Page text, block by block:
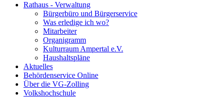
Rathaus - Verwaltung
Bürgerbüro und Bürgerservice
Was erledige ich wo?
Mitarbeiter
Organigramm
Kulturraum Ampertal e.V.
Haushaltspläne
Aktuelles
Behördenservice Online
Über die VG-Zolling
Volkshochschule